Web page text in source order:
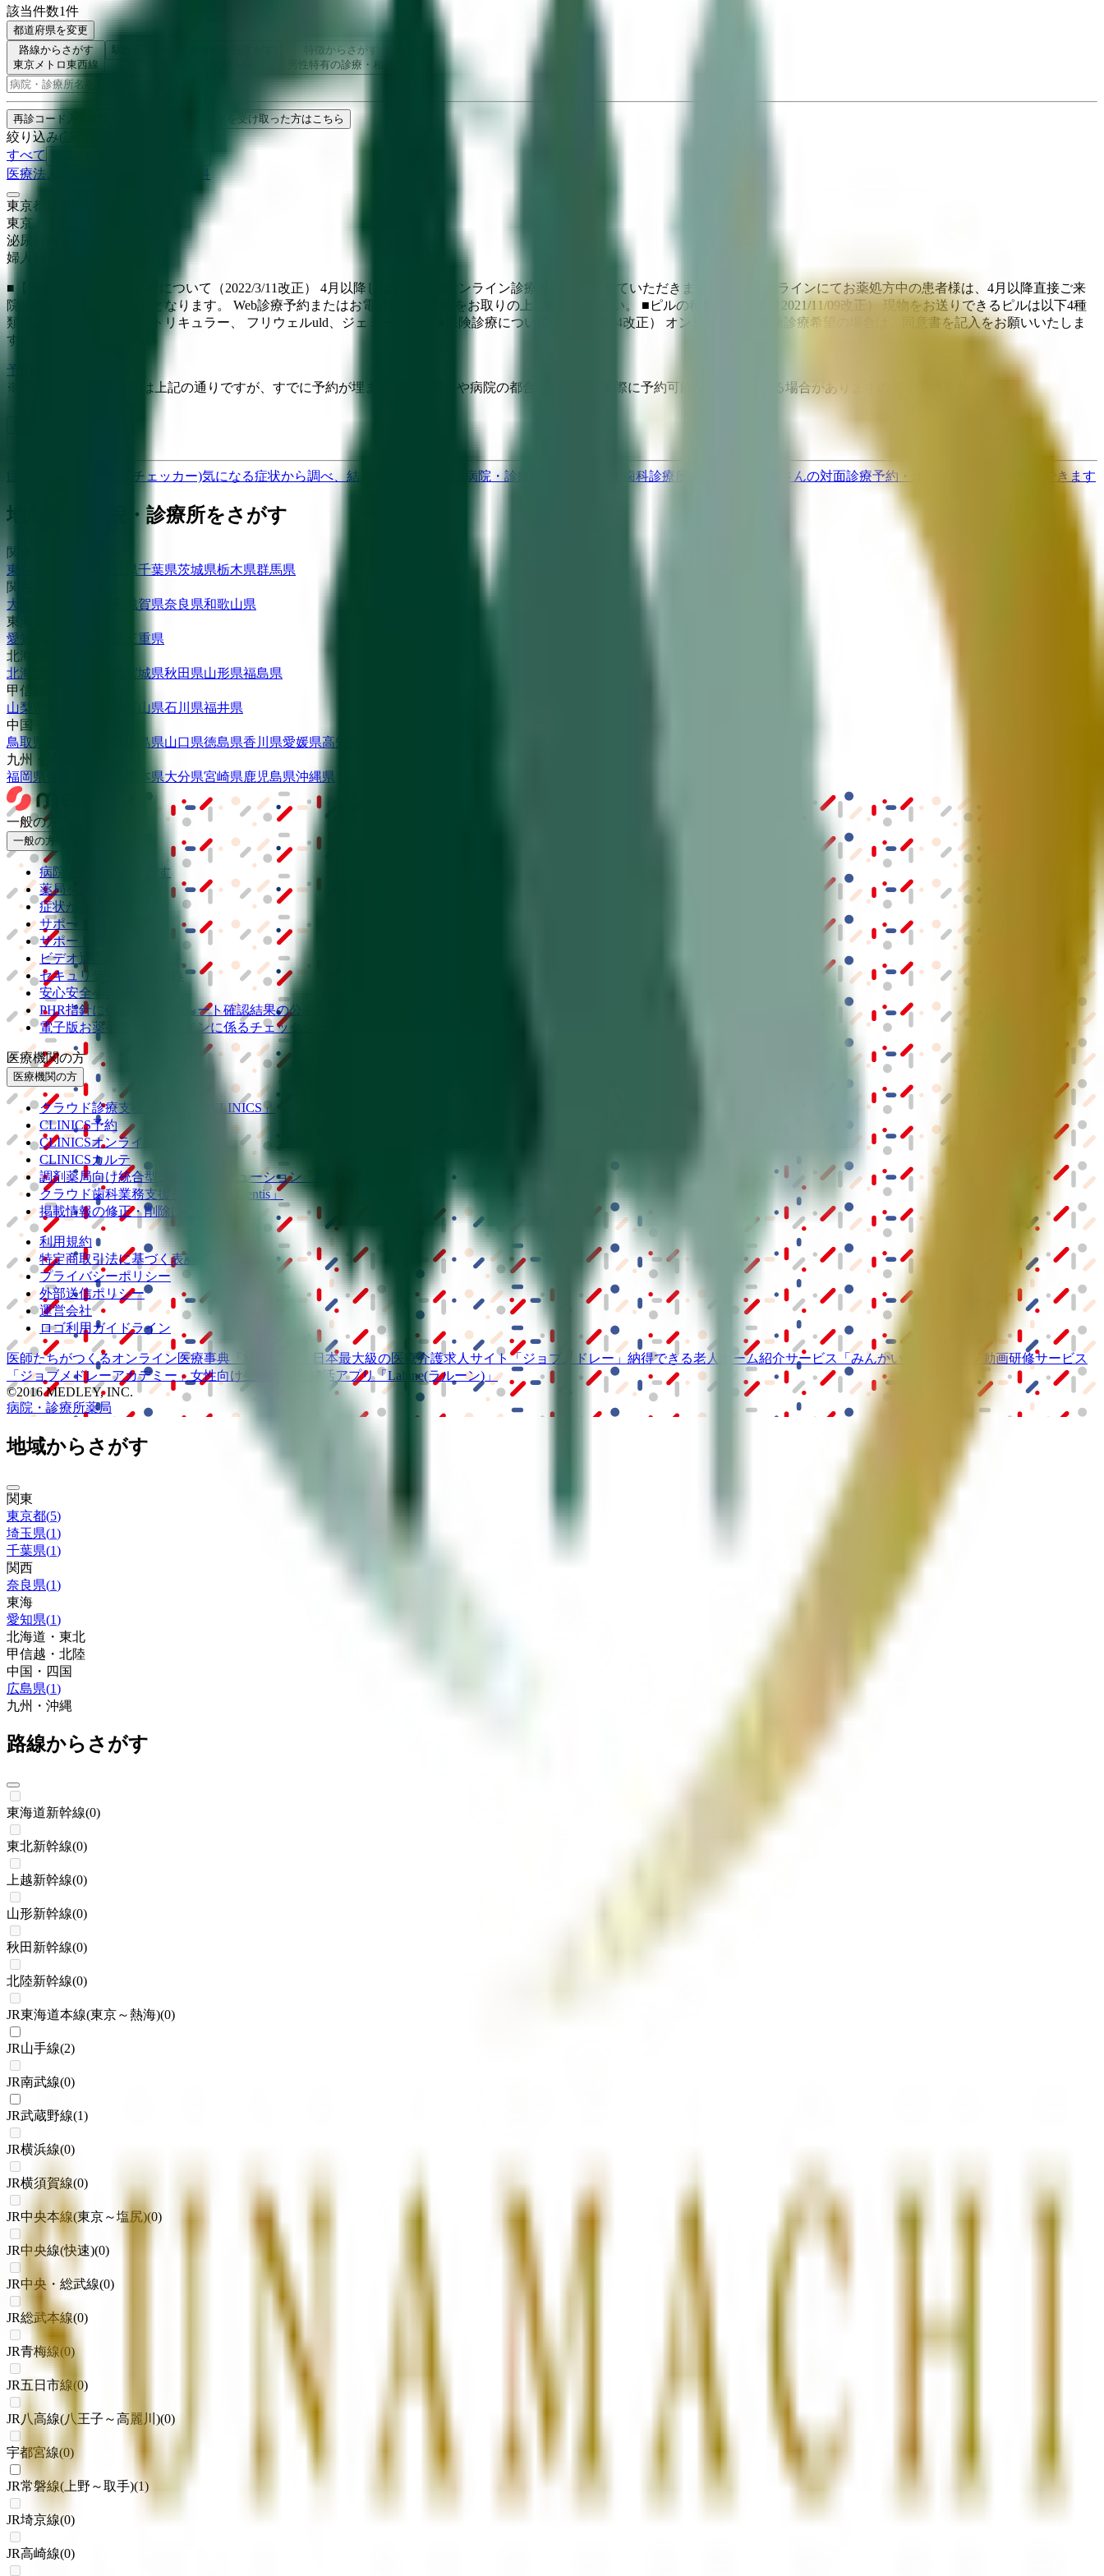
該当件数1件
都道府県を変更
路線からさがす
東京メトロ東西線
駅からさがす
特徴からさがす
男性特有の診療・相談
再診コード入力 病院・診療所から再診コードを受け取った方はこちら
絞り込み(該当件数:
すべて
医療法人社団 桜裕会 砂町産婦人科
東京都江東区南砂4-2-13
東京メトロ東西線
泌尿器科
婦人科
■【重要】オンライン診療について（2022/3/11改正） 4月以降しばらくの間オンライン診療を休止とさせていただきます。 現在オンラインにてお薬処方中の患者様は、4月以降直接ご来
院していただいての処方となります。 Web診療予約またはお電話にてご予約をお取りの上ご来院ください。 ■ピルの種類について（2021/11/09改正） 現物をお送りできるピルは以下4種
類です（ファボワール、トリキュラー、 フリウェルuld、ジェミーナ）。 ■保険診療について（2021/03/04改正） オンラインにて保険診療希望の場合は、同意書を記入をお願いいたしま
す。
予約する
※ 医療機関の診療時間は上記の通りですが、すでに予約が埋まっている場合や病院の都合などにより実際に予約可能な日時と異なる場合がありますのでご了承ください
症状からさがす (症状チェッカー)気になる症状から調べ、結果をもとに適切な病院・診療所を提案します 歯科診療所をさがす 歯医者さんの対面診療予約・オンライン診療予約ができます
地域から病院・診療所をさがす
関東
東京都
埼玉県千葉県茨城県栃木県群馬県
関西
大阪府
滋賀県奈良県和歌山県
東海
愛知県
三重県
北海道・東北
北海道
宮城県秋田県山形県福島県
甲信越・北陸
山梨県
富山県石川県福井県
中国・四国
鳥取県
広島県山口県徳島県香川県愛媛県高知県
九州・沖縄
福岡県
熊本県大分県宮崎県鹿児島県沖縄県
一般の方
一般の方
病院・診療所をさがす
薬局をさがす
症状からさがす
サポート
サポート環境
ビデオ通話の事前テスト
セキュリティの取り組み
安心安全への取り組み
PHR指針に係るチェックシート確認結果の公表
電子版お薬手帳ガイドラインに係るチェックシート確認結果の公表
医療機関の方
医療機関の方
クラウド診療支援システム
「CLINICS」
CLINICS予約
CLINICSオンライン診療
CLINICSカルテ
調剤薬局向け統合型クラウドソリューション
クラウド歯科業務支援システム
「Dentis」
掲載情報の修正・削除はこちら
利用規約
特定商取引法に基づく表記
プライバシーポリシー
外部送信ポリシー
運営会社
ロゴ利用ガイドライン
医師たちがつくるオンライン医療事典 日本最大級の医療介護求人サイト 「ジョブメドレー」 納得できる老人ホーム紹介サービス 「みんかい」
動画研修サービス
「ジョブメドレーアカデミー」 女性向け生理予測・妊活アプリ「Lalune(ラルーン)」
©2016 MEDLEY, INC.
病院・診療所薬局
地域からさがす
関東
東京都(5)
埼玉県(1)
千葉県(1)
関西
奈良県(1)
東海
愛知県(1)
北海道・東北
甲信越・北陸
中国・四国
広島県(1)
九州・沖縄
路線からさがす
東海道新幹線(0)
東北新幹線(0)
上越新幹線(0)
山形新幹線(0)
秋田新幹線(0)
北陸新幹線(0)
JR東海道本線(東京～熱海)(0)
JR山手線(2)
JR南武線(0)
JR武蔵野線(1)
JR横浜線(0)
JR横須賀線(0)
JR中央本線(東京～塩尻)(0)
JR中央線(快速)(0)
JR中央・総武線(0)
JR総武本線(0)
JR青梅線(0)
JR五日市線(0)
JR八高線(八王子～高麗川)(0)
宇都宮線(0)
JR常磐線(上野～取手)(1)
JR埼京線(0)
JR高崎線(0)